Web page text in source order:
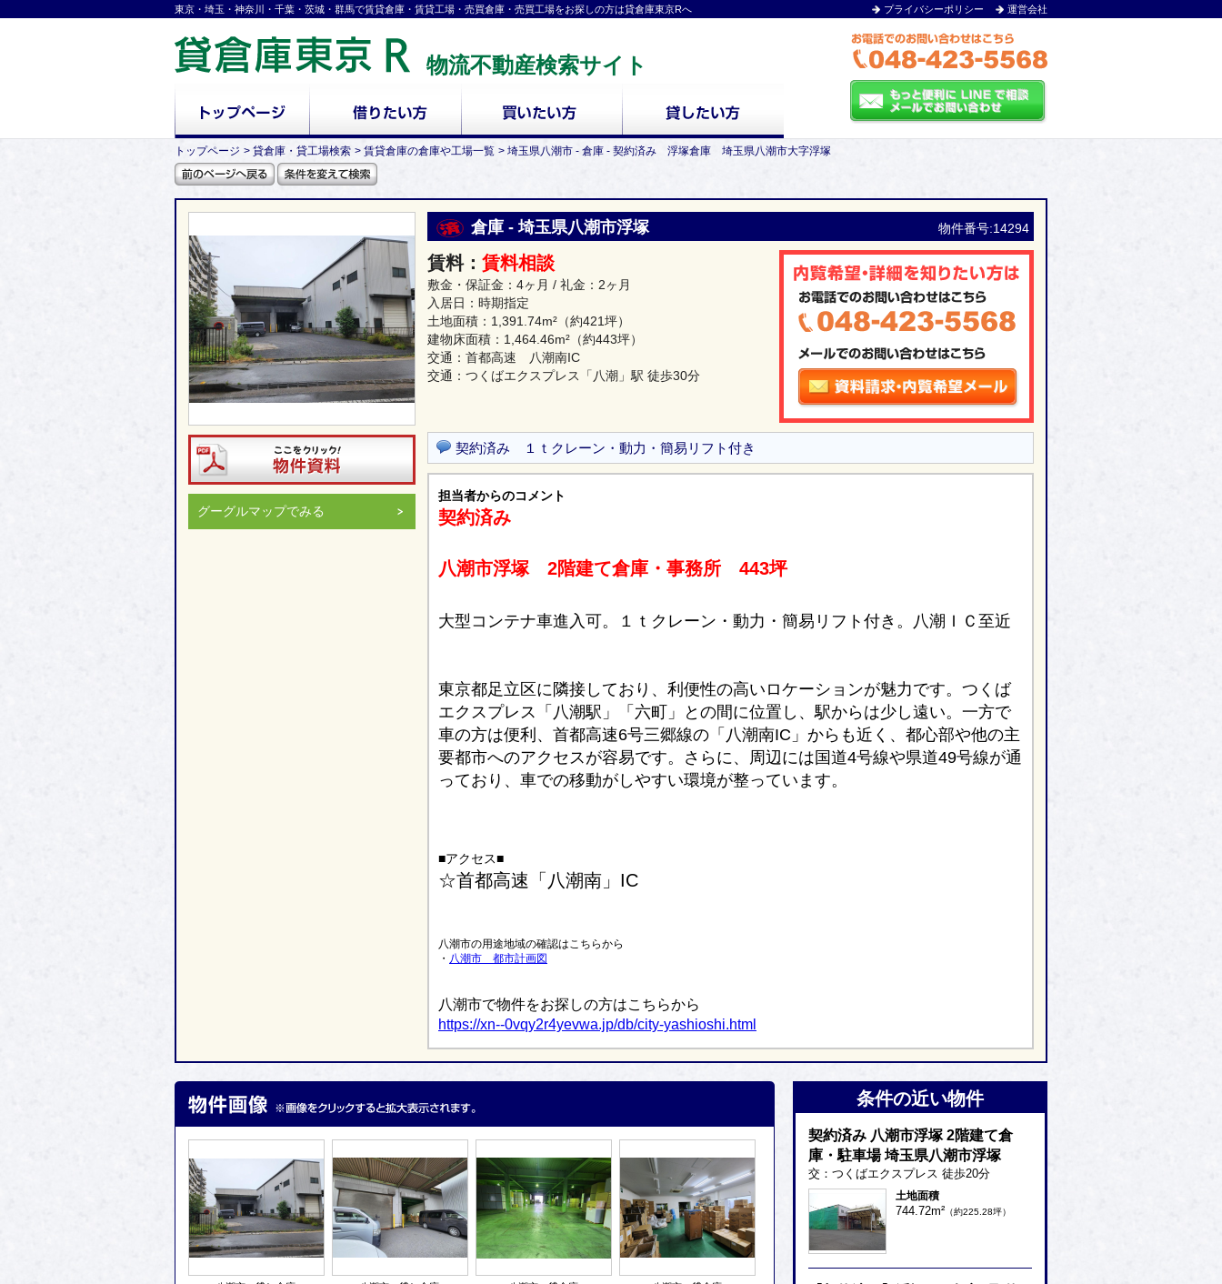
東京・埼玉・神奈川・千葉・茨城・群馬で賃貸倉庫・賃貸工場・売買倉庫・売買工場をお探しの方は貸倉庫東京Rへ プライバシーポリシー 運営会社
物流不動産検索サイト
トップページ 貸倉庫・貸工場検索 賃貸倉庫の倉庫や工場一覧 埼玉県八潮市 - 倉庫 - 契約済み 浮塚倉庫 埼玉県八潮市大字浮塚
グーグルマップでみる ＞
倉庫 - 埼玉県八潮市浮塚 物件番号:14294
賃料： 賃料相談
敷金・保証金：4ヶ月 / 礼金：2ヶ月
入居日：時期指定
土地面積： 1,391.74m² （約421坪）
建物床面積： 1,464.46m² （約443坪）
交通：首都高速 八潮南IC
交通：つくばエクスプレス「八潮」駅 徒歩30分
契約済み １ｔクレーン・動力・簡易リフト付き
担当者からのコメント
契約済み
八潮市浮塚 2階建て倉庫・事務所 443坪
大型コンテナ車進入可。１ｔクレーン・動力・簡易リフト付き。八潮ＩＣ至近
東京都足立区に隣接しており、利便性の高いロケーションが魅力です。つくば
エクスプレス「八潮駅」「六町」との間に位置し、駅からは少し遠い。一方で
車の方は便利、首都高速6号三郷線の「八潮南IC」からも近く、都心部や他の主
要都市へのアクセスが容易です。さらに、周辺には国道4号線や県道49号線が通
っており、車での移動がしやすい環境が整っています。
■アクセス■
☆首都高速「八潮南」IC
八潮市の用途地域の確認はこちらから
・ 八潮市 都市計画図
八潮市で物件をお探しの方はこちらから
https://xn--0vqy2r4yevwa.jp/db/city-yashioshi.html
条件の近い物件
契約済み 八潮市浮塚 2階建て倉
庫・駐車場 埼玉県八潮市浮塚
交：つくばエクスプレス 徒歩20分
土地面積
744.72m² （約225.28坪）